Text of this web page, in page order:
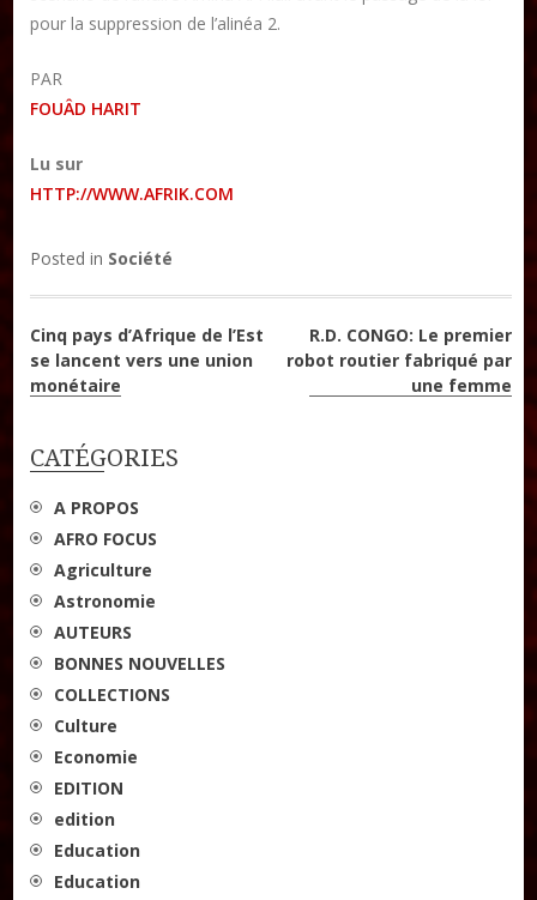
pour la suppression de l’alinéa 2.
PAR
FOUÂD HARIT
Lu sur
HTTP://WWW.AFRIK.COM
Posted in Société
Navigation
de
Cinq pays d’Afrique de l’Est
se lancent vers une union
monétaire
R.D. CONGO: Le premier
robot routier fabriqué par
une femme
CATÉGORIES
A PROPOS
AFRO FOCUS
Agriculture
Astronomie
AUTEURS
BONNES NOUVELLES
COLLECTIONS
Culture
Economie
EDITION
edition
Education
Education